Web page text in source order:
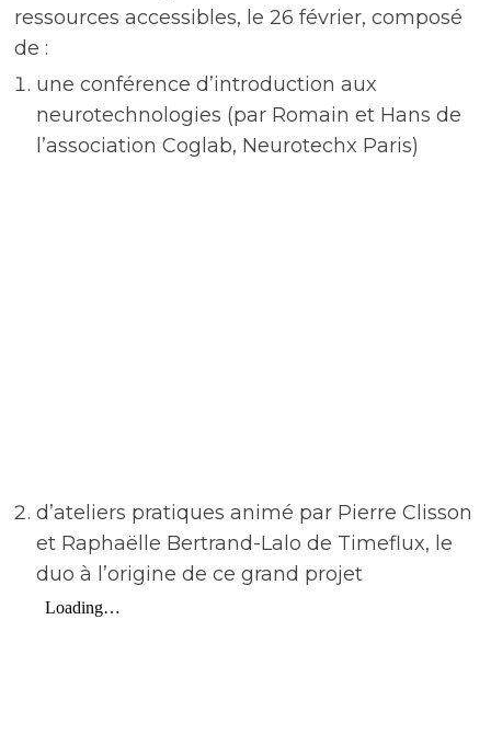
ressources accessibles, le 26 février, composé
de :
une conférence d’introduction aux
neurotechnologies (par Romain et Hans de
l’association Coglab, Neurotechx Paris)
d’ateliers pratiques animé par Pierre Clisson
et Raphaëlle Bertrand-Lalo de Timeflux, le
duo à l’origine de ce grand projet